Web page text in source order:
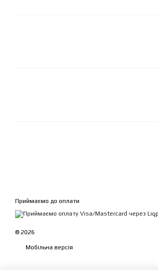
Приймаємо до оплати
© 2026
Мобільна версія